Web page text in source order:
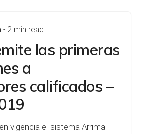
- 2 min read
las primeras
a
calificados –
vigencia el sistema Arrima